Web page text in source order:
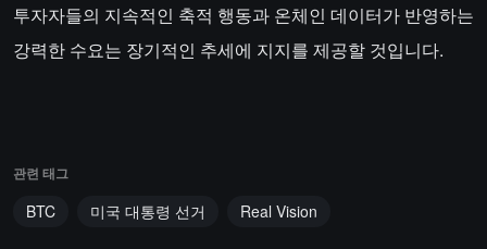
투자자들의 지속적인 축적 행동과 온체인 데이터가 반영하는
강력한 수요는 장기적인 추세에 지지를 제공할 것입니다.
관련 태그
BTC 미국 대통령 선거 Real Vision